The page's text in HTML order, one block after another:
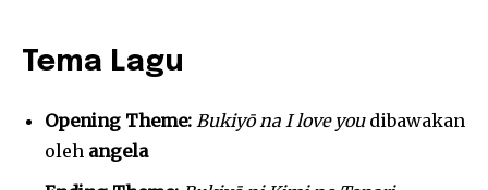
Tema Lagu
Opening Theme: Bukiyō na I love youdibawakan
oleh angela